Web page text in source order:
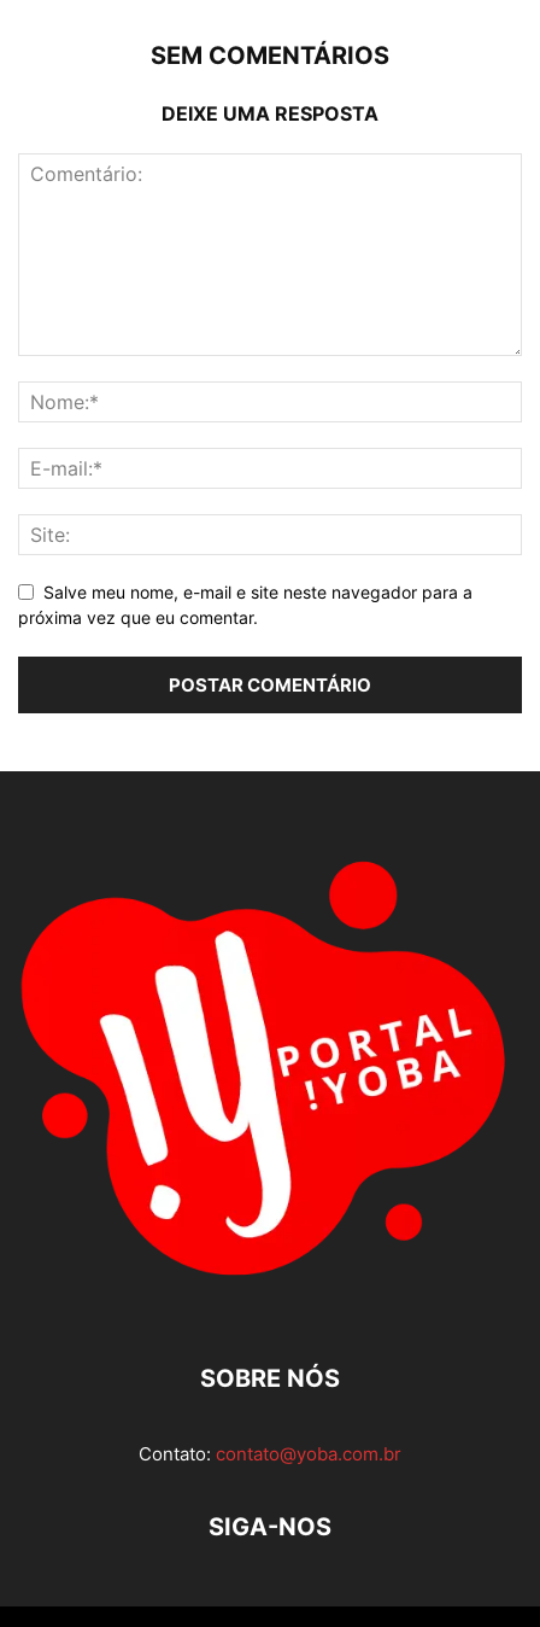
SEM COMENTÁRIOS
DEIXE UMA RESPOSTA
Salve meu nome, e-mail e site neste navegador para a
próxima vez que eu comentar.
SOBRE NÓS
Contato: contato@yoba.com.br
SIGA-NOS